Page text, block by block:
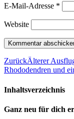
E-Mail-Adresse *
Website
ZurückÄlterer
Rhododendren und
Inhaltsverzeichnis
Ganz neu für dich